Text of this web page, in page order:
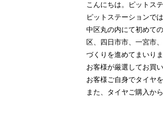
こんにちは。ピットス
ピットステーションで
中区丸の内にて初めて
区、四日市市、一宮市
づくりを進めてまいりま
お客様が厳選してお買
お客様ご自身でタイヤ
また、タイヤご購入か